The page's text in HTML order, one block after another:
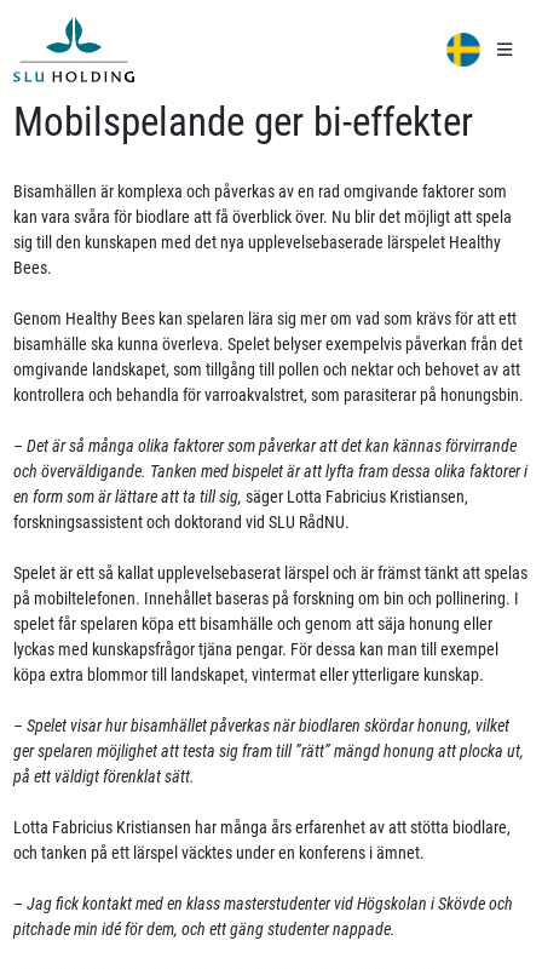
Mobilspelande ger bi-effekter
Bisamhällen är komplexa och påverkas av en rad omgivande faktorer som
kan vara svåra för biodlare att få överblick över. Nu blir det möjligt att spela
sig till den kunskapen med det nya upplevelsebaserade lärspelet Healthy
Bees.
Genom Healthy Bees kan spelaren lära sig mer om vad som krävs för att ett
bisamhälle ska kunna överleva. Spelet belyser exempelvis påverkan från det
omgivande landskapet, som tillgång till pollen och nektar och behovet av att
kontrollera och behandla för varroakvalstret, som parasiterar på honungsbin.
– Det är så många olika faktorer som påverkar att det kan kännas förvirrande
och överväldigande. Tanken med bispelet är att lyfta fram dessa olika faktorer i
en form som är lättare att ta till sig, säger Lotta Fabricius Kristiansen,
forskningsassistent och doktorand vid SLU RådNU.
Spelet är ett så kallat upplevelsebaserat lärspel och är främst tänkt att spelas
på mobiltelefonen. Innehållet baseras på forskning om bin och pollinering. I
spelet får spelaren köpa ett bisamhälle och genom att säja honung eller
lyckas med kunskapsfrågor tjäna pengar. För dessa kan man till exempel
köpa extra blommor till landskapet, vintermat eller ytterligare kunskap.
– Spelet visar hur bisamhället påverkas när biodlaren skördar honung, vilket
ger spelaren möjlighet att testa sig fram till ”rätt” mängd honung att plocka ut,
på ett väldigt förenklat sätt.
Lotta Fabricius Kristiansen har många års erfarenhet av att stötta biodlare,
och tanken på ett lärspel väcktes under en konferens i ämnet.
– Jag fick kontakt med en klass masterstudenter vid Högskolan i Skövde och
pitchade min idé för dem, och ett gäng studenter nappade.